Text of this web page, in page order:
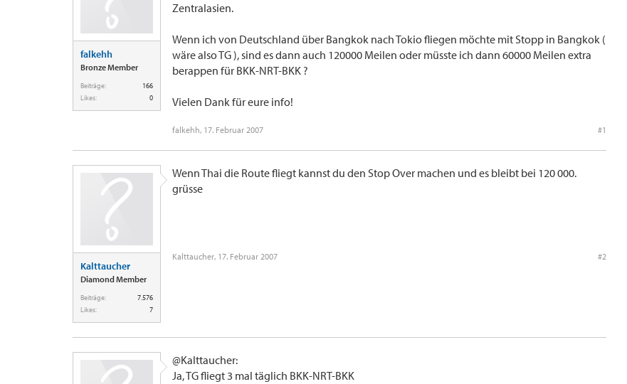
falkehh
Bronze Member
Beiträge:
166
Likes:
0
Zentralasien.
Wenn ich von Deutschland über Bangkok nach Tokio fliegen möchte mit Stopp in Bangkok (
wäre also TG ), sind es dann auch 120000 Meilen oder müsste ich dann 60000 Meilen extra
berappen für BKK-NRT-BKK ?
Vielen Dank für eure info!
falkehh, 17. Februar 2007 #1
Kalttaucher
Diamond Member
Beiträge:
7.576
Likes:
7
Wenn Thai die Route fliegt kannst du den Stop Over machen und es bleibt bei 120 000.
grüsse
Kalttaucher, 17. Februar 2007 #2
@Kalttaucher:
Ja, TG fliegt 3 mal täglich BKK-NRT-BKK